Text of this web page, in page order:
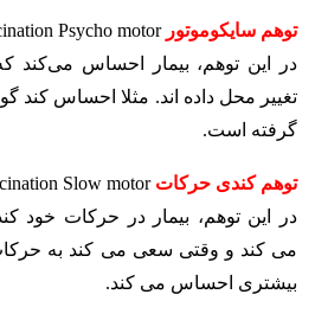
توهم سایکوموتور hallucination Psycho motor
در این توهم، بیمار احساس می‌کند
تغییر محل داده­ اند. مثلا احساس
گرفته است.
توهم کندی حرکات Slow motor
در این توهم، بیمار در حرکات خود
می­ کند و وقتی سعی می­ کند به
بیشتری احساس می ­کند.